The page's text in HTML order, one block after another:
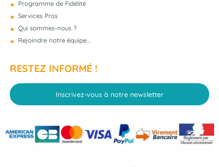
Programme de Fidélité
Services Pros
Qui sommes-nous ?
Rejoindre notre équipe...
RESTEZ INFORMÉ !
Inscrivez-vous à notre newsletter